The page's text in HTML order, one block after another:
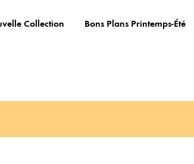
Collection Bons Plans Printemps-Été